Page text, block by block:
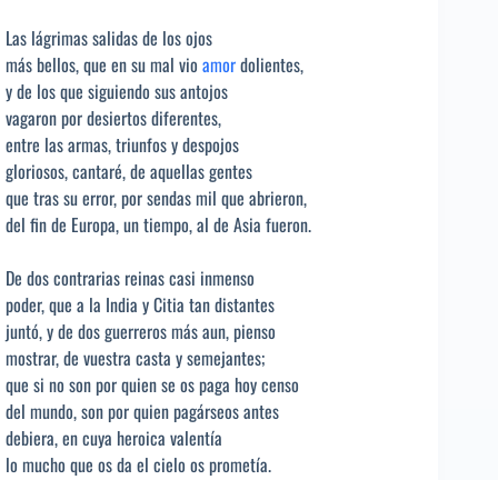
Las lágrimas salidas de los ojos
más bellos, que en su mal vio amordolientes,
y de los que siguiendo sus antojos
vagaron por desiertos diferentes,
entre las armas, triunfos y despojos
gloriosos, cantaré, de aquellas gentes
que tras su error, por sendas mil que abrieron,
del fin de Europa, un tiempo, al de Asia fueron.
De dos contrarias reinas casi inmenso
poder, que a la India y Citia tan distantes
juntó, y de dos guerreros más aun, pienso
mostrar, de vuestra casta y semejantes;
que si no son por quien se os paga hoy censo
del mundo, son por quien pagárseos antes
debiera, en cuya heroica valentía
lo mucho que os da el cielo os prometía.